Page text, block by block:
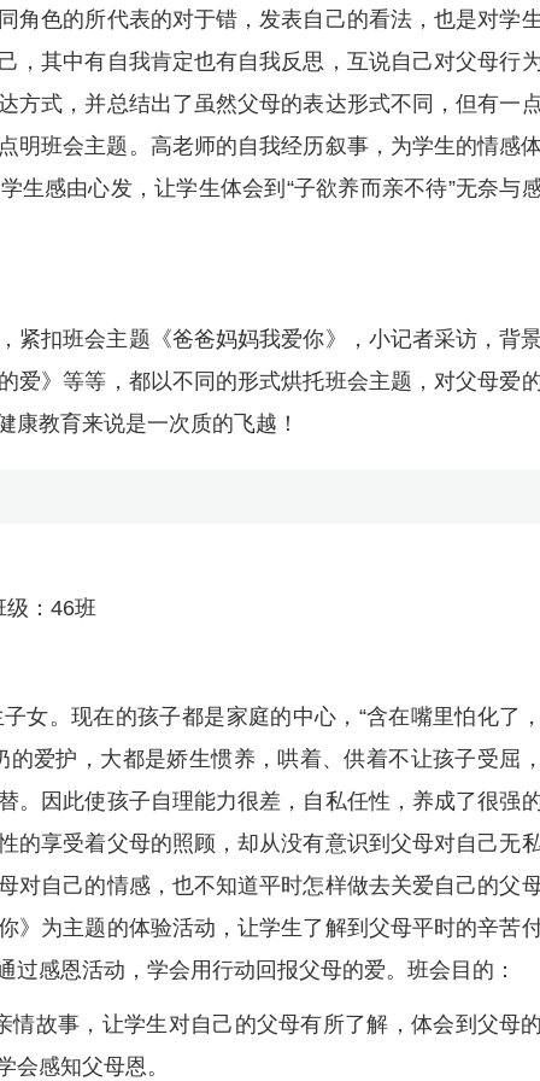
角色的所代表的对于错，发表自己的看法，也是对学生
，其中有自我肯定也有自我反思，互说自己对父母行
方式，并总结出了虽然父母的表达形式不同，但有一点
班会主题。高老师的自我经历叙事，为学生的情感
生感由心发，让学生体会到“子欲养而亲不待”无奈与
紧扣班会主题《爸爸妈妈我爱你》，小记者采访，背
爱》等等，都以不同的形式烘托班会主题，对父母爱
康教育来说是一次质的飞越！
级：46班
女。现在的孩子都是家庭的中心，“含在嘴里怕化了，
爱护，大都是娇生惯养，哄着、供着不让孩子受屈，
。因此使孩子自理能力很差，自私任性，养成了很强
的享受着父母的照顾，却从没有意识到父母对自己无
对自己的情感，也不知道平时怎样做去关爱自己的父
》为主题的体验活动，让学生了解到父母平时的辛苦
感恩活动，学会用行动回报父母的爱。班会目的：
故事，让学生对自己的父母有所了解，体会到父母的
会感知父母恩。